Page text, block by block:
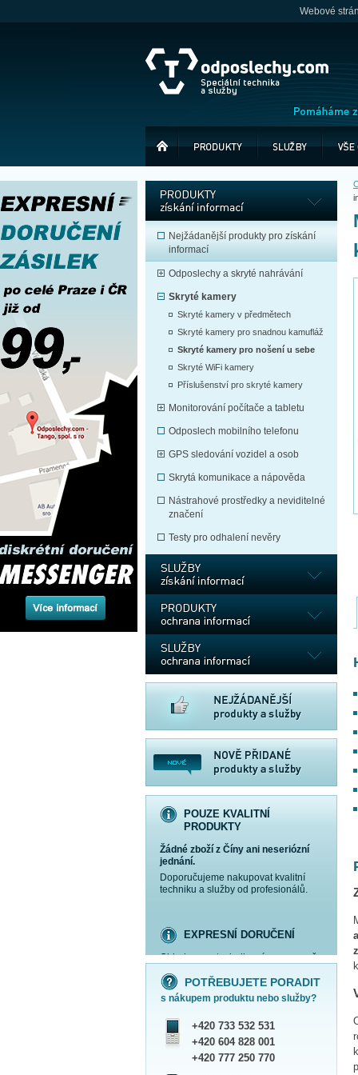
Webové
Nejžádanější produkty pro získání
informací
Odposlechy a skryté nahrávání
Skryté kamery
Skryté kamery v předmětech
Skryté kamery pro snadnou kamufláž
Skryté kamery pro nošení u sebe
Skryté WiFi kamery
Příslušenství pro skryté kamery
Monitorování počítače a tabletu
Odposlech mobilního telefonu
GPS sledování vozidel a osob
Skrytá komunikace a nápověda
Nástrahové prostředky a neviditelné
značení
Testy pro odhalení nevěry
POUZE KVALITNÍ
PRODUKTY
Žádné zboží z Číny ani neseriózní
jednání.
Doporučujeme nakupovat kvalitní
techniku a služby od profesionálů.
více informací »
EXPRESNÍ DORUČENÍ
Objednanou techniku vám expresně
Praha - DNES
ČR - ZÍTRA DO 17 HODIN
Dále zasíláme zboží Obchodním
balíkem České pošty nebo přepravní
službou PPL.
více informací »
SHOWROOM PRAHA
více informací »
více informací »
POTŘEBUJETE PORADIT
s nákupem produktu nebo služby?
+420 733 532 531
+420 604 828 001
+420 777 250 770